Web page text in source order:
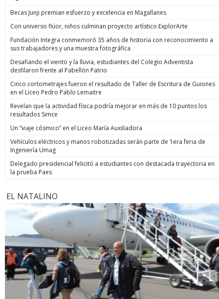
Becas Junji premian esfuerzo y excelencia en Magallanes
Con universo flúor, niños culminan proyecto artístico ExplorArte
Fundación Integra conmemoró 35 años de historia con reconocimiento a
sus trabajadores y una muestra fotográfica
Desafiando el viento y la lluvia, estudiantes del Colegio Adventista
desfilaron frente al Pabellón Patrio
Cinco cortometrajes fueron el resultado de Taller de Escritura de Guiones
en el Liceo Pedro Pablo Lemaitre
Revelan que la actividad física podría mejorar en más de 10 puntos los
resultados Simce
Un “viaje cósmico” en el Liceo María Auxiliadora
Vehículos eléctricos y manos robotizadas serán parte de 1era feria de
Ingeniería Umag
Delegado presidencial felicitó a estudiantes con destacada trayectoria en
la prueba Paes
EL NATALINO